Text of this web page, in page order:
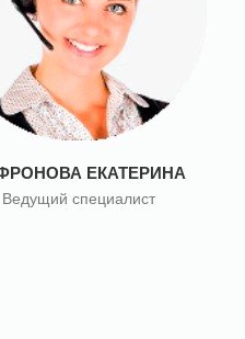
ЕКАТЕРИНА
Ведущий специалист